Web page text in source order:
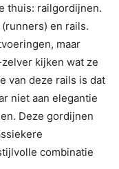
thuis: railgordijnen.
en rails.
maar
kijken wat ze
van deze rails is dat
niet aan elegantie
Deze gordijnen
combinatie